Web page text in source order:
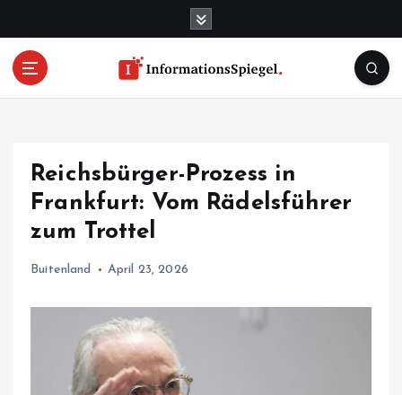
Reichsbürger-Prozess in
Frankfurt: Vom Rädelsführer
zum Trottel
Buitenland April 23, 2026